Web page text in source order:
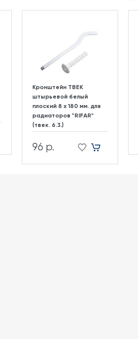
Кронштейн ТВЕК
штырьевой белый
плоский 8 х 180 мм. для
радиаторов "RIFAR"
(твек. 6.3.)
96 р.